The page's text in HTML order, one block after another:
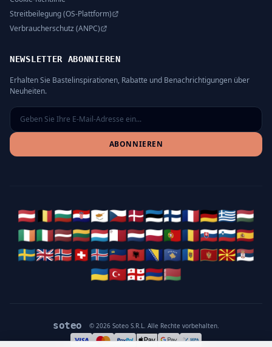
Streitbeilegung (OS-Plattform)
Verbraucherschutz (ANPC)
NEWSLETTER ABONNIEREN
Erhalten Sie Bastelinspirationen, Rabatte und Benachrichtigungen über
Neuheiten.
ABONNIEREN
🇦🇹🇧🇪🇧🇬🇭🇷🇨🇾🇨🇿🇩🇰🇪🇪🇫🇮🇫🇷🇩🇪🇬🇷🇭🇺
🇮🇪🇮🇹🇱🇻🇱🇹🇱🇺🇲🇹🇳🇱🇵🇱🇵🇹🇷🇴🇸🇰🇸🇮🇪🇸
🇸🇪🇬🇧🇳🇴🇨🇭🇮🇸🇱🇮🇦🇱🇧🇦🇽🇰🇲🇩🇲🇪🇲🇰🇷🇸
🇺🇦🇹🇷🇬🇪🇦🇲🇧🇾
soteo © 2026 Soteo S.R.L. Alle Rechte vorbehalten.